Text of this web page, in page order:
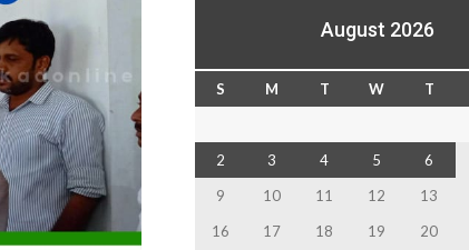
August 2026
S M T W T
2
3 4 5 6
9
10 11 12 13
16
17 18 19 20